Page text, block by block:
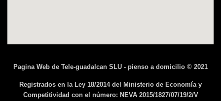
Pagina Web de Tele-guadalcan SLU - pienso a domicilio © 2021
Registrados en la Ley 18/2014 del Ministerio de Economía y
Competitividad con el número: NEVA 2015/1827/07/19/2/V